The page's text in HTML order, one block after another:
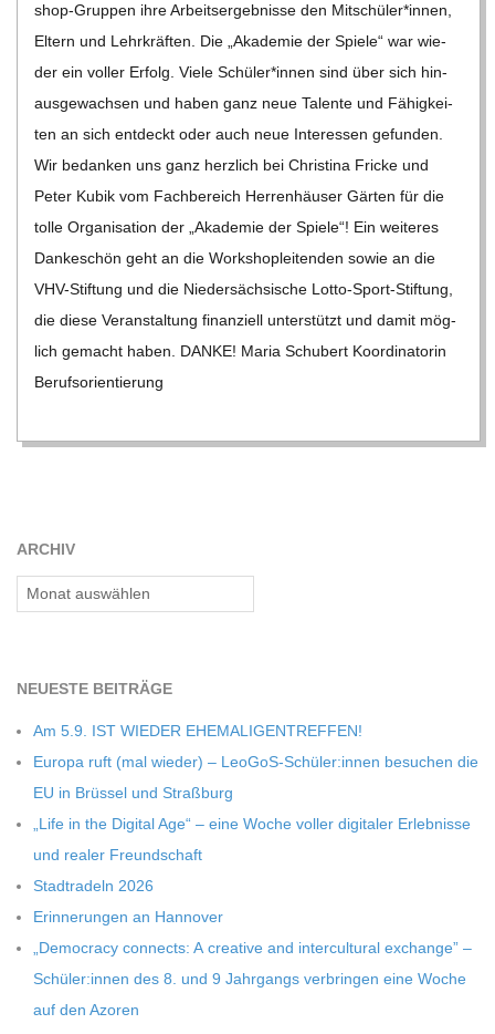
shop-Grup­­pen ihre Arbeits­er­geb­nisse den Mitschüler*innen,
Eltern und Lehr­kräf­ten. Die „Aka­de­mie der Spiele“ war wie­
der ein vol­ler Erfolg. Viele Schüler*innen sind über sich hin­
aus­ge­wach­sen und haben ganz neue Talente und Fähig­kei­
ten an sich ent­deckt oder auch neue Inter­es­sen gefun­den.
Wir bedan­ken uns ganz herz­lich bei Chris­tina Fri­cke und
Peter Kubik vom Fach­be­reich Her­ren­häu­ser Gär­ten für die
tolle Orga­ni­sa­tion der „Aka­de­mie der Spiele“! Ein wei­te­res
Dan­ke­schön geht an die Work­shop­lei­ten­den sowie an die
VHV-Stif­­tung und die Nie­der­säch­si­sche Lotto-Sport-Stif­­tung,
die diese Ver­an­stal­tung finan­zi­ell unter­stützt und damit mög­
lich gemacht haben. DANKE! Maria Schu­bert Koor­di­na­to­rin
Berufs­ori­en­tie­rung
ARCHIV
Archiv
NEU­ESTE BEITRÄGE
Am 5.9. IST WIEDER EHEMALIGENTREFFEN!
Europa ruft (mal wie­der) – LeoGoS-Schüler:innen besu­chen die
EU in Brüs­sel und Straßburg
„Life in the Digi­tal Age“ – eine Woche vol­ler digi­ta­ler Erleb­nisse
und rea­ler Freundschaft
Stadt­ra­deln 2026
Erin­ne­run­gen an Hannover
„Demo­cracy con­nects: A crea­tive and inter­cul­tu­ral exch­ange” –
Schüler:innen des 8. und 9 Jahr­gangs ver­brin­gen eine Woche
auf den Azoren